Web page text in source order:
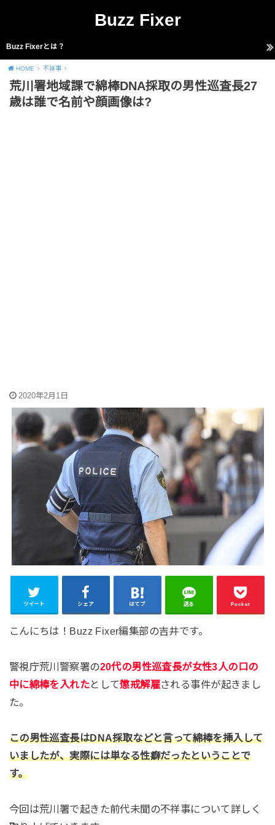
Buzz Fixer
Buzz Fixerとは？
HOME 不祥事
荒川署地域課で綿棒DNA採取の男性巡査長27
歳は誰で名前や顔画像は?
2020年2月1日
ツイート シェア はてブ 送る Pocket
こんにちは！Buzz Fixer編集部の吉井です。
警視庁荒川警察署の20代の男性巡査長が女性3人の口の
中に綿棒を入れたとして懲戒解雇される事件が起きまし
た。
この男性巡査長はDNA採取などと言って綿棒を挿入して
いましたが、実際には単なる性癖だったということで
す。
今回は荒川署で起きた前代未聞の不祥事について詳しく